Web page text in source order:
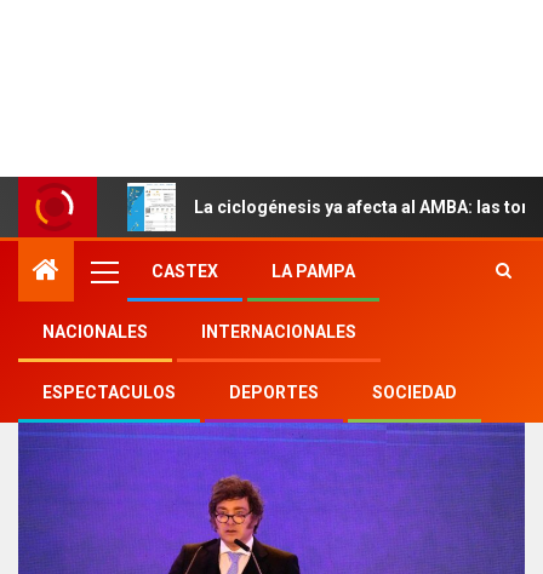
La ciclogénesis ya afecta al AMBA: las
CASTEX LA PAMPA
NACIONALES INTERNACIONALES
ESPECTACULOS DEPORTES SOCIEDAD